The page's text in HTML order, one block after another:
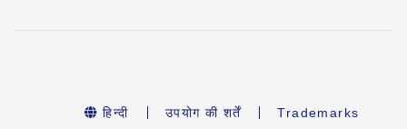
हिन्दी उपयोग की शर्तें
Trademarks